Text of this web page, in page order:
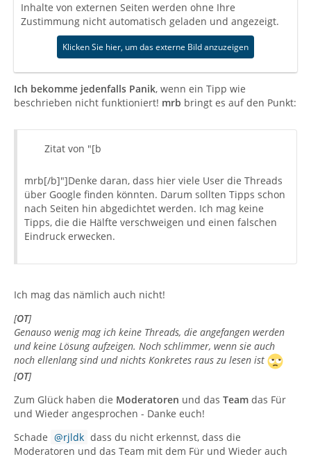
Inhalte von externen Seiten werden ohne Ihre
Zustimmung nicht automatisch geladen und angezeigt.
Klicken Sie hier, um das externe Bild anzuzeigen
Ich bekomme jedenfalls Panik, wenn ein Tipp wie
beschrieben nicht funktioniert! mrb bringt es auf den Punkt:
Zitat von "[b
mrb[/b]"]Denke daran, dass hier viele User die Threads
über Google finden könnten. Darum sollten Tipps schon
nach Seiten hin abgedichtet werden. Ich mag keine
Tipps, die die Hälfte verschweigen und einen falschen
Eindruck erwecken.
Ich mag das nämlich auch nicht!
[OT]
Genauso wenig mag ich keine Threads, die angefangen werden
und keine Lösung aufzeigen. Noch schlimmer, wenn sie auch
noch ellenlang sind und nichts Konkretes raus zu lesen ist
[OT]
Zum Glück haben die Moderatoren und das Team das Für
und Wieder angesprochen - Danke euch!
Schade
rjldk dass du nicht erkennst, dass die
Moderatoren und das Team mit dem Für und Wieder auch